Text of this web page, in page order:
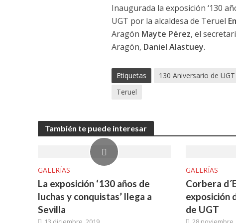
Inaugurada la exposición ‘130
UGT por la alcaldesa de Teruel
Aragón Mayte Pérez, el
Aragón, Daniel Alastuey.
Etiquetas 130 Aniversario de UGT
Teruel
También te puede interesar
GALERÍAS
La exposición ‘130 años de
luchas y conquistas’ llega a
Sevilla
GALERÍAS
Corbera
exposición
de UGT